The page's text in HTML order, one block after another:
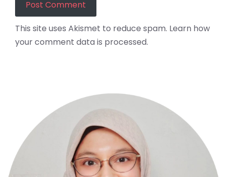
This site uses Akismet to reduce spam. Learn how
your comment data is processed.